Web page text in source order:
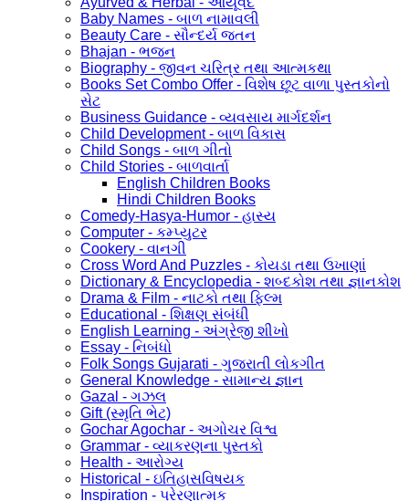
Baby Names - બાળ નામાવલી
Beauty Care - સૌન્દર્ય જતન
Bhajan - ભજન
Biography - જીવન ચરિત્ર તથા આત્મકથા
Books Set Combo Offer - વિશેષ છૂટ વાળા પુસ્તકોનો
સેટ
Business Guidance - વ્યવસાય માર્ગદર્શન
Child Development - બાળ વિકાસ
Child Songs - બાળ ગીતો
Child Stories - બાળવાર્તા
English Children Books
Hindi Children Books
Comedy-Hasya-Humor - હાસ્ય
Computer - કમ્પ્યુટર
Cookery - વાનગી
Cross Word And Puzzles - કોયડા તથા ઉખાણાં
Dictionary & Encyclopedia - શબ્દકોશ તથા જ્ઞાનકોશ
Drama & Film - નાટકો તથા ફિલ્મ
Educational - શિક્ષણ સંબંધી
English Learning - અંગ્રેજી શીખો
Essay - નિબંધો
Folk Songs Gujarati - ગુજરાતી લોકગીત
General Knowledge - સામાન્ય જ્ઞાન
Gazal - ગઝલ
Gift (સ્મૃતિ ભેટ)
Gochar Agochar - અગોચર વિશ્વ
Grammar - વ્યાકરણના પુસ્તકો
Health - આરોગ્ય
Historical - ઇતિહાસવિષયક
Inspiration - પ્રેરણાત્મક